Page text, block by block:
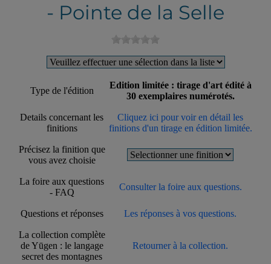
- Pointe de la Selle
Type de l'édition
Edition limitée : tirage d'art édité à
30 exemplaires numérotés.
Details concernant les
finitions
Cliquez ici pour voir en détail les
finitions d'un tirage en édition limitée.
Précisez la finition que
vous avez choisie
La foire aux questions
- FAQ
Consulter la foire aux questions.
Questions et réponses Les réponses à vos questions.
La collection complète
de Yūgen : le langage
secret des montagnes
Retourner à la collection.